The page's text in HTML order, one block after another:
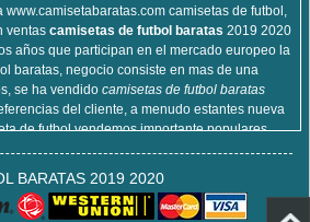
camisetas de futbol,
ventas camisetas de futbol baratas 2019 2020
años que participan en el mercado europeo la
baratas, negocio consiste en mas de una
se ha vendido camisetas de futbol baratas
del cliente, a menudo estantes nueva
de futbol vendemos importante populares,
que venden , cien por ciento algodón, lavable a
la calidad puede ser garantizada, puedes
BARATAS 2019 2020